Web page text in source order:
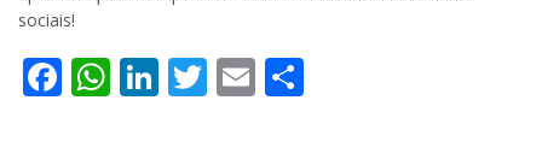
sociais!
Facebook
WhatsApp
LinkedIn
Twitter
Email